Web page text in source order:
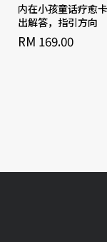
内在小孩童话疗愈
出解答，指引方向
RM 169.00